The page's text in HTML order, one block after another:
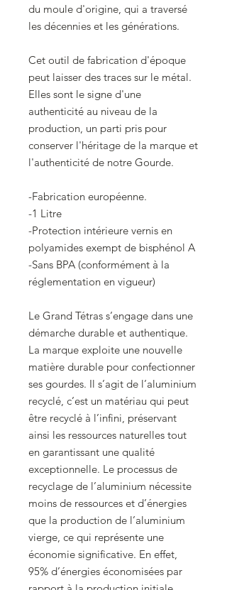
du moule d'origine, qui a traversé
les décennies et les générations.
Cet outil de fabrication d'époque
peut laisser des traces sur le métal.
Elles sont le signe d'une
authenticité au niveau de la
production, un parti pris pour
conserver l'héritage de la marque et
l'authenticité de notre Gourde.
-Fabrication européenne.
-1 Litre
-Protection intérieure vernis en
polyamides exempt de bisphénol A
-Sans BPA (conformément à la
réglementation en vigueur)
Le Grand Tétras s’engage dans une
démarche durable et authentique.
La marque exploite une nouvelle
matière durable pour confectionner
ses gourdes. Il s’agit de l’aluminium
recyclé, c’est un matériau qui peut
être recyclé à l’infini, préservant
ainsi les ressources naturelles tout
en garantissant une qualité
exceptionnelle. Le processus de
recyclage de l’aluminium nécessite
moins de ressources et d’énergies
que la production de l’aluminium
vierge, ce qui représente une
économie significative. En effet,
95% d’énergies économisées par